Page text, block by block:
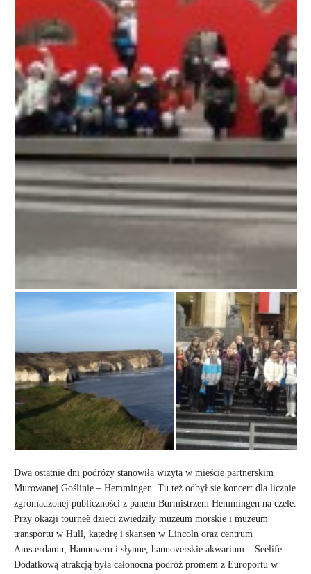
Dwa ostatnie dni podróży stanowiła wizyta w mieście partnerskim
Murowanej Goślinie – Hemmingen. Tu też odbył się koncert dla licznie
zgromadzonej publiczności z panem Burmistrzem Hemmingen na czele.
Przy okazji tourneè dzieci zwiedziły muzeum morskie i muzeum
transportu w Hull, katedrę i skansen w Lincoln oraz centrum
Amsterdamu, Hannoveru i słynne, hannoverskie akwarium – Seelife.
Dodatkową atrakcją była całonocna podróż promem z Europortu w